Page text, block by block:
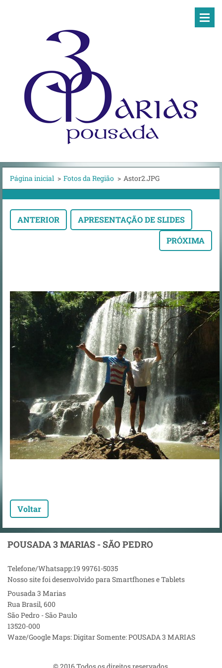
Página inicial > Fotos da Região > Astor2.JPG
ANTERIOR
APRESENTAÇÃO DE SLIDES
PRÓXIMA
Voltar
POUSADA 3 MARIAS - SÃO PEDRO
Telefone/Whatsapp:19 99761-5035
Nosso site foi desenvolvido para Smartfhones e Tablets
Pousada 3 Marias
Rua Brasil, 600
São Pedro - São Paulo
13520-000
Waze/Google Maps: Digitar Somente: POUSADA 3 MARIAS